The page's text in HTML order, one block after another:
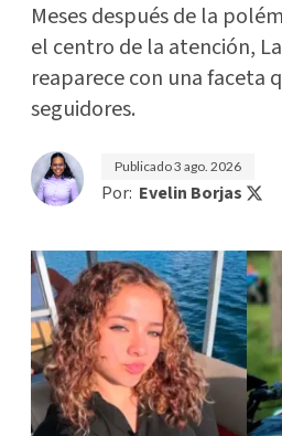
Meses después de la
el centro de la atención,
reaparece con una faceta
seguidores.
Publicado3 ago. 2026
Por: Evelin Borjas